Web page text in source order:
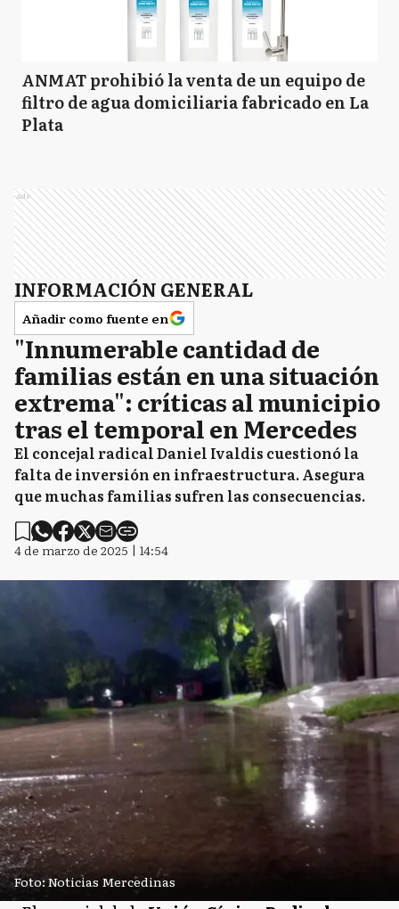
ANMAT prohibió la venta de un equipo de
filtro de agua domiciliaria fabricado en La
Plata
Ads
INFORMACIÓN GENERAL
Añadir como fuente en
"Innumerable cantidad de
familias están en una situación
extrema": críticas al municipio
tras el temporal en Mercedes
El concejal radical Daniel Ivaldis cuestionó la
falta de inversión en infraestructura. Asegura
que muchas familias sufren las consecuencias.
4 de marzo de 2025 | 14:54
Foto: Noticias Mercedinas